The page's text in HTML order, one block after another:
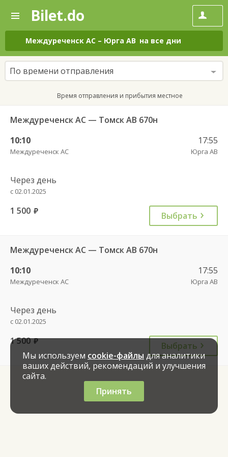
—
Поиск
и
покупка
билетов
на
автобус
онлайн
Bilet.do
Междуреченск АС – Юрга АВ на все дни
По времени отправления
Время отправления и прибытия местное
Междуреченск АС — Томск АВ 670н
10:10
Междуреченск АС
17:55
Юрга АВ
Через день
с 02.01.2025
1 500 руб. Выбрать
Междуреченск АС — Томск АВ 670н
10:10
Междуреченск АС
17:55
Юрга АВ
Через день
с 02.01.2025
1 500 руб.
Выбрать
Мы используем cookie-файлы для аналитики
ваших действий, рекомендаций и улучшения
сайта.
Принять